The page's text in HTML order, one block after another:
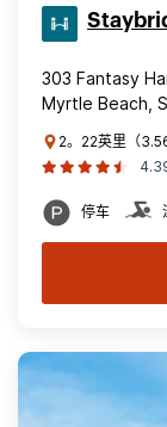
303 Fantasy
Myrtle Beach,
2。22英里（
停车